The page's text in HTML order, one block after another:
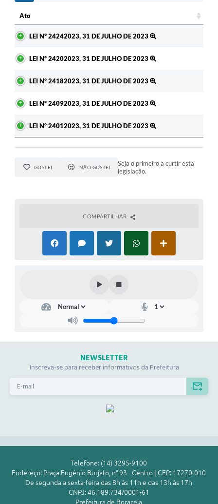
Ato
LEI Nº 24242023, 31 DE JULHO DE 2023
LEI Nº 24202023, 31 DE JULHO DE 2023
LEI Nº 24182023, 31 DE JULHO DE 2023
LEI Nº 24092023, 31 DE JULHO DE 2023
LEI Nº 24012023, 31 DE JULHO DE 2023
GOSTEI NÃO GOSTEI
Seja o primeiro a curtir esta
legislação.
COMPARTILHAR
NEWSLETTER
Inscreva-se para receber informativos da Prefeitura
Telefone: (14) 3295-9100
Endereço: Praça Eugênio Burjato, n° 93 - Centro | CEP: 17270-010
De segunda a sexta-feira das 8h às 11h e das 13h às 17h
CNPJ: 46.189.734/0001-61
Prefeitura de Boraceia